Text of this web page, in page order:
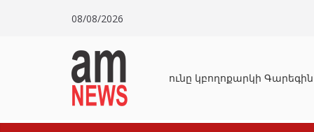
08/08/2026
Դատախազությունը կբողոքարկի Գարեգին